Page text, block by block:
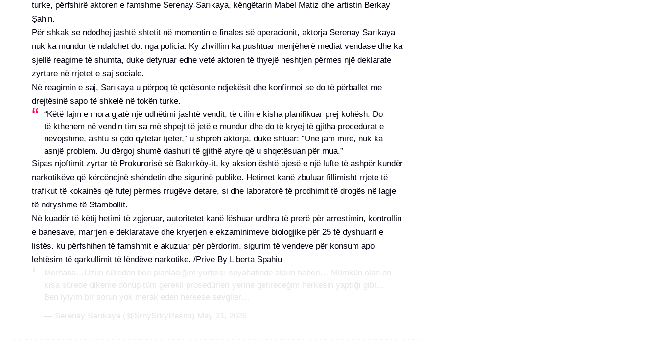
turke, përfshirë aktoren e famshme Serenay Sarıkaya, këngëtarin Mabel Matiz dhe artistin Berkay
Şahin.
Për shkak se ndodhej jashtë shtetit në momentin e finales së operacionit, aktorja Serenay Sarıkaya
nuk ka mundur të ndalohet dot nga policia. Ky zhvillim ka pushtuar menjëherë mediat vendase dhe ka
sjellë reagime të shumta, duke detyruar edhe vetë aktoren të thyejë heshtjen përmes një deklarate
zyrtare në rrjetet e saj sociale.
Në reagimin e saj, Sarıkaya u përpoq të qetësonte ndjekësit dhe konfirmoi se do të përballet me
drejtësinë sapo të shkelë në tokën turke.
“Këtë lajm e mora gjatë një udhëtimi jashtë vendit, të cilin e kisha planifikuar prej kohësh. Do
të kthehem në vendin tim sa më shpejt të jetë e mundur dhe do të kryej të gjitha procedurat e
nevojshme, ashtu si çdo qytetar tjetër,” u shpreh aktorja, duke shtuar: “Unë jam mirë, nuk ka
asnjë problem. Ju dërgoj shumë dashuri të gjithë atyre që u shqetësuan për mua.”
Sipas njoftimit zyrtar të Prokurorisë së Bakırköy-it, ky aksion është pjesë e një lufte të ashpër kundër
narkotikëve që kërcënojnë shëndetin dhe sigurinë publike. Hetimet kanë zbuluar fillimisht rrjete të
trafikut të kokainës që futej përmes rrugëve detare, si dhe laboratorë të prodhimit të drogës në lagje
të ndryshme të Stambollit.
Në kuadër të këtij hetimi të zgjeruar, autoritetet kanë lëshuar urdhra të prerë për arrestimin, kontrollin
e banesave, marrjen e deklaratave dhe kryerjen e ekzaminimeve biologjike për 25 të dyshuarit e
listës, ku përfshihen të famshmit e akuzuar për përdorim, sigurim të vendeve për konsum apo
lehtësim të qarkullimit të lëndëve narkotike. /Prive By Liberta Spahiu
Merhaba…Uzun süreden beri planladığım yurtdışı seyahatinde aldım haberi… Mümkün olan en
kısa sürede ülkeme dönüp tüm gerekli prosedürleri yerine getireceğim herkesin yaptığı gibi…
Ben iyiyim bir sorun yok merak eden herkese sevgiler…
— Serenay Sarıkaya (@SrnySrkyResmi) May 21, 2026